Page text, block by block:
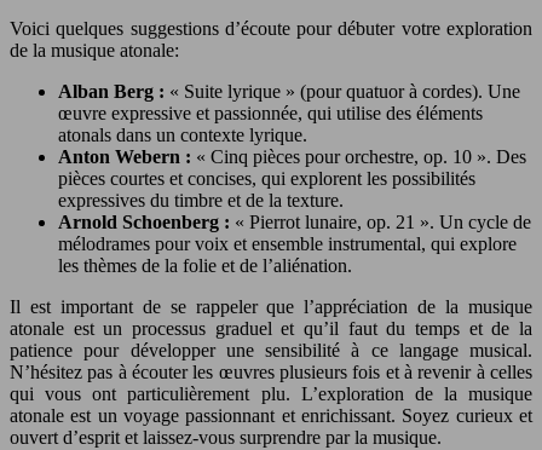
Voici quelques suggestions d’écoute pour débuter votre exploration
de la musique atonale:
Alban Berg : « Suite lyrique » (pour quatuor à cordes). Une
œuvre expressive et passionnée, qui utilise des éléments
atonals dans un contexte lyrique.
Anton Webern : « Cinq pièces pour orchestre, op. 10 ». Des
pièces courtes et concises, qui explorent les possibilités
expressives du timbre et de la texture.
Arnold Schoenberg : « Pierrot lunaire, op. 21 ». Un cycle de
mélodrames pour voix et ensemble instrumental, qui explore
les thèmes de la folie et de l’aliénation.
Il est important de se rappeler que l’appréciation de la musique
atonale est un processus graduel et qu’il faut du temps et de la
patience pour développer une sensibilité à ce langage musical.
N’hésitez pas à écouter les œuvres plusieurs fois et à revenir à celles
qui vous ont particulièrement plu. L’exploration de la musique
atonale est un voyage passionnant et enrichissant. Soyez curieux et
ouvert d’esprit et laissez-vous surprendre par la musique.